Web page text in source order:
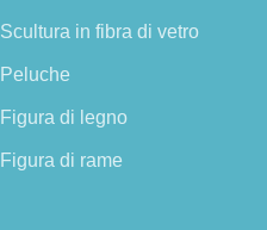
Scultura in fibra di vetro
Peluche
Figura di legno
Figura di rame